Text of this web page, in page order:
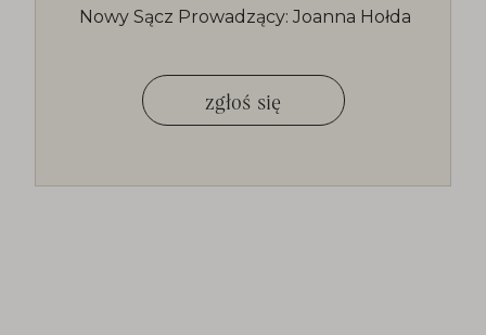
Nowy Sącz Prowadzący: Joanna Hołda
zgłoś się